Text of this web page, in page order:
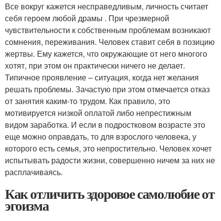
Все вокруг кажется несправедливым, личность считает
себя героем любой драмы . При чрезмерной
чувствительности к собственным проблемам возникают
сомнения, переживания. Человек ставит себя в позицию
жертвы. Ему кажется, что окружающие от него многого
хотят, при этом он практически ничего не делает.
Типичное проявление – ситуация, когда нет желания
решать проблемы. Зачастую при этом отмечается отказ
от занятия каким-то трудом. Как правило, это
мотивируется низкой оплатой либо непрестижным
видом заработка. И если в подростковом возрасте это
еще можно оправдать, то для взрослого человека, у
которого есть семья, это непростительно. Человек хочет
испытывать радости жизни, совершенно ничем за них не
расплачиваясь.
Как отличить здоровое самолюбие от
эгоизма